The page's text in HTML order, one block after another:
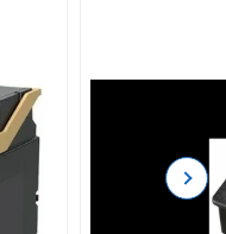
Next